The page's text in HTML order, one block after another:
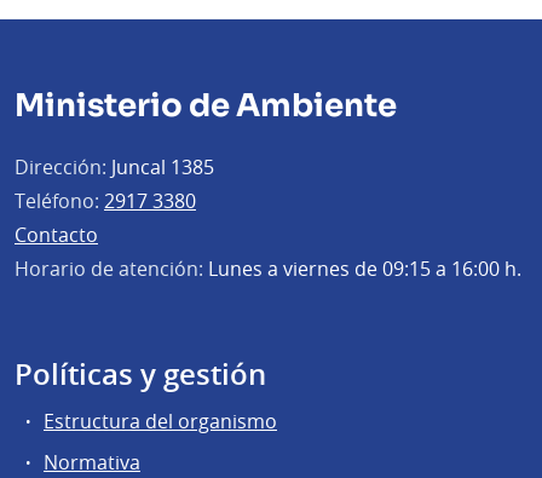
Ministerio de Ambiente
Dirección: Juncal 1385
Teléfono: 2917 3380
Contacto
Horario de atención: Lunes a viernes de 09:15 a 16:00 h.
Políticas y gestión
Estructura del organismo
Normativa